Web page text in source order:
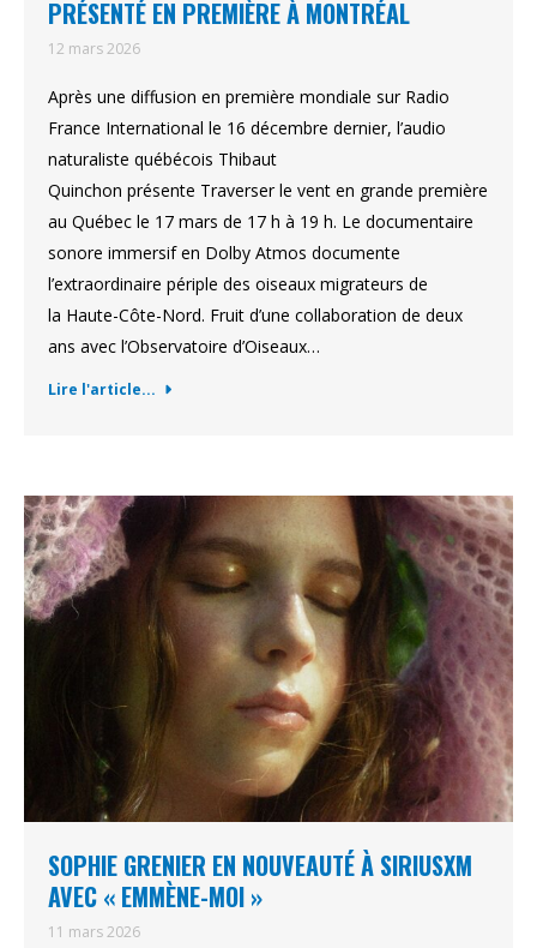
PRÉSENTÉ EN PREMIÈRE À MONTRÉAL
12 mars 2026
Après une diffusion en première mondiale sur Radio
France International le 16 décembre dernier, l’audio
naturaliste québécois Thibaut
Quinchon présente Traverser le vent en grande première
au Québec le 17 mars de 17 h à 19 h. Le documentaire
sonore immersif en Dolby Atmos documente
l’extraordinaire périple des oiseaux migrateurs de
la Haute-Côte-Nord. Fruit d’une collaboration de deux
ans avec l’Observatoire d’Oiseaux…
Lire l'article...
SOPHIE GRENIER EN NOUVEAUTÉ À SIRIUSXM
AVEC « EMMÈNE-MOI »
11 mars 2026